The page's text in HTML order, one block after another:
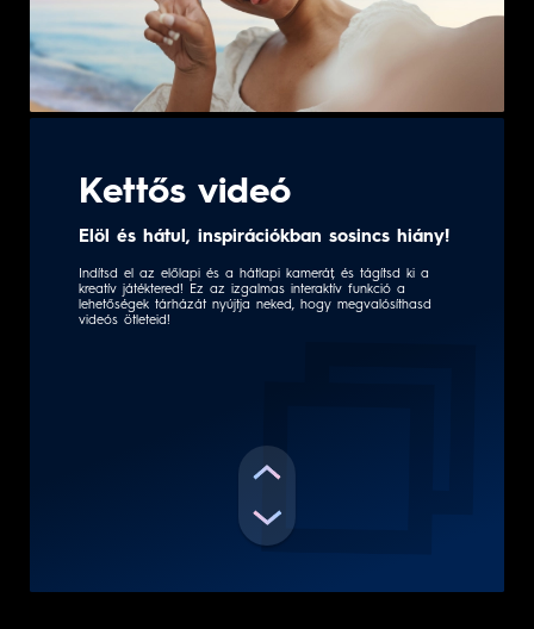
Elöl és hátul, inspirációkban sosincs hiány!
kreatív játéktered! Ez az izgalmas interaktív funkció a
lehetőségek tárházát nyújtja neked, hogy megvalósíthasd